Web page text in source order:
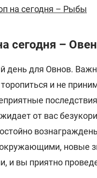
на сегодня – Рыбы
сегодня – Овен
день для Овнов.
и не
от вас
новые
и вы приятно